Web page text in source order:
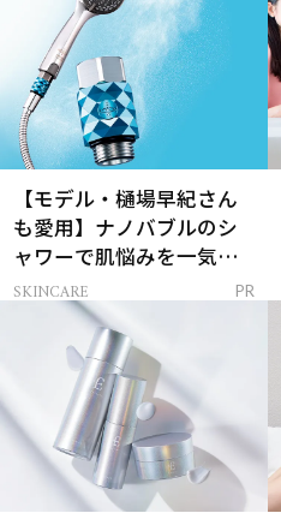
【モデル・樋場早紀さん
も愛用】ナノバブルのシ
ャワーで肌悩みを一気に
解決
SKINCARE PR